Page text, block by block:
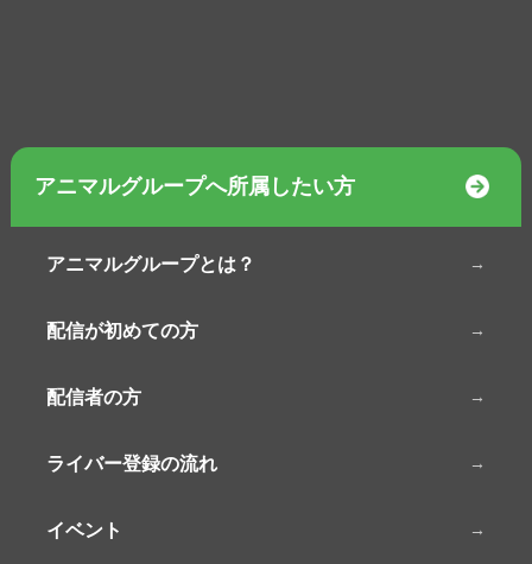
アニマルグループへ所属したい方
アニマルグループとは？
配信が初めての方
配信者の方
ライバー登録の流れ
イベント